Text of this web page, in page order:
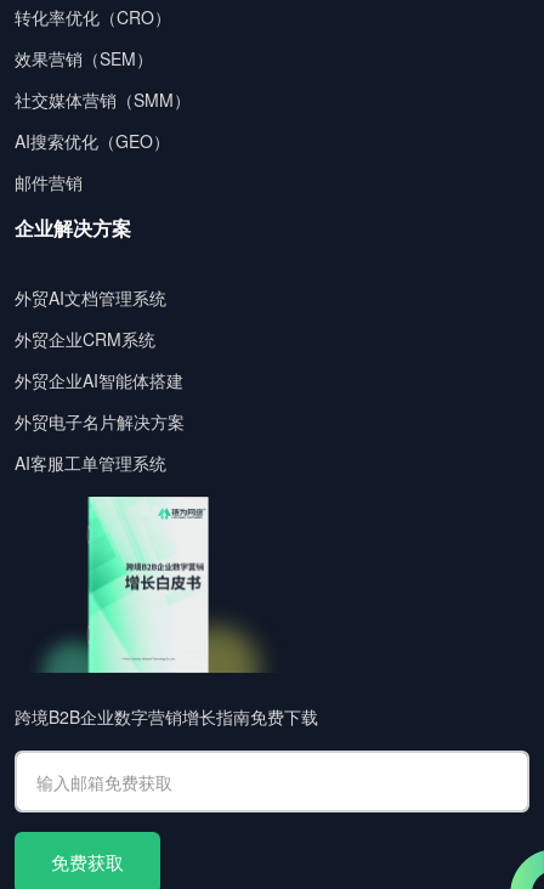
转化率优化（CRO）
效果营销（SEM）
社交媒体营销（SMM）
AI搜索优化（GEO）
邮件营销
企业解决方案
外贸AI文档管理系统
外贸企业CRM系统
外贸企业AI智能体搭建
外贸电子名片解决方案
AI客服工单管理系统
跨境B2B企业数字营销增长指南免费下载